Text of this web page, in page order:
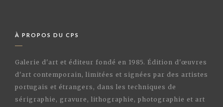
À PROPOS DU CPS
Galerie d'art et éditeur fondé en 1985. Édition d'œuvres
d'art contemporain, limitées et signées par des artistes
portugais et étrangers, dans les techniques de
sérigraphie, gravure, lithographie, photographie et art